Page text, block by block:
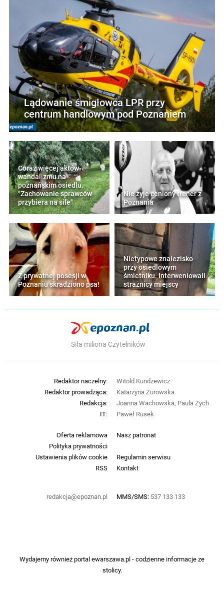
Lądowanie śmigłowca LPR przy
centrum handlowym pod Poznaniem
Coraz więcej aktów
wandalizmu na
poznańskim osiedlu.
"Zachowanie sprawców
przybiera na sile"
Nie żyje ceniony trener z
Poznania
Z prywatnej posesji w
Poznaniu skradziono psa!
Nietypowe znalezisko
przy osiedlowym
śmietniku. Interweniowali
strażnicy miejscy
Siła miliona Czytelników
Oferta reklamowa
Nasz patronat
Polityka prywatności
Ustawienia plików cookie
Regulamin serwisu
RSS
Kontakt
redakcja@epoznan.pl MMS/SMS: 537 133 133
Redaktor naczelny:
Witold Kundzewicz
Redaktor prowadząca:
Katarzyna Żurowska
Redakcja:
Joanna Wachowska, Paula Zych
IT:
Paweł Rusek
Wydajemy również portalewarszawa.pl- codzienne informacje ze
stolicy.